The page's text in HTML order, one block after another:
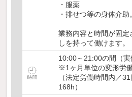
・服薬
・排せつ等の身体介助。
業務内容と時間が固定
しを持って働けます。
10:00～21:00の間（実
※1ヶ月単位の変形労
（法定労働時間内／
168h）